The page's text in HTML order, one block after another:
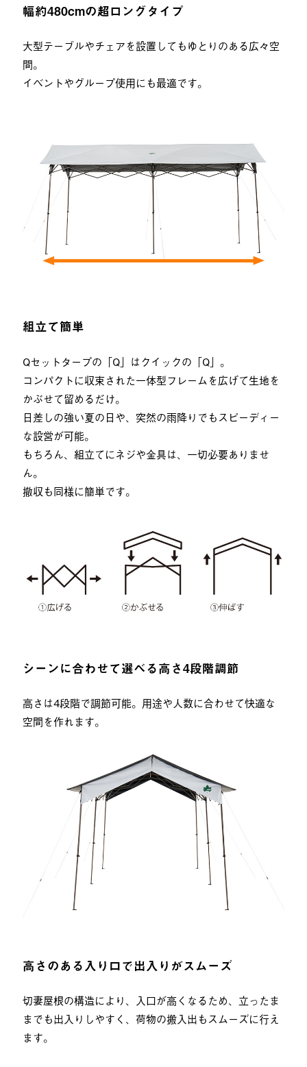
幅約480cmの超ロングタイプ
大型テーブルやチェアを設置してもゆとりのある広々空
間。
イベントやグループ使用にも最適です。
組立て簡単
Qセットタープの「Q」はクイックの「Q」。
コンパクトに収束された一体型フレームを広げて生地を
かぶせて留めるだけ。
日差しの強い夏の日や、突然の雨降りでもスピーディー
な設営が可能。
もちろん、組立てにネジや金具は、一切必要ありませ
ん。
撤収も同様に簡単です。
シーンに合わせて選べる高さ4段階調節
高さは4段階で調節可能。用途や人数に合わせて快適な
空間を作れます。
高さのある入り口で出入りがスムーズ
切妻屋根の構造により、入口が高くなるため、立ったま
までも出入りしやすく、荷物の搬入出もスムーズに行え
ます。